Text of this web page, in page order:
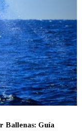
Ballenas: Guía